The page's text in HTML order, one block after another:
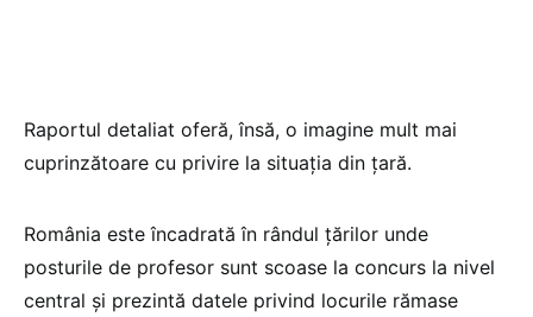
Raportul detaliat oferă, însă, o imagine mult mai
cuprinzătoare cu privire la situația din țară.
România este încadrată în rândul țărilor unde
posturile de profesor sunt scoase la concurs la nivel
central și prezintă datele privind locurile rămase